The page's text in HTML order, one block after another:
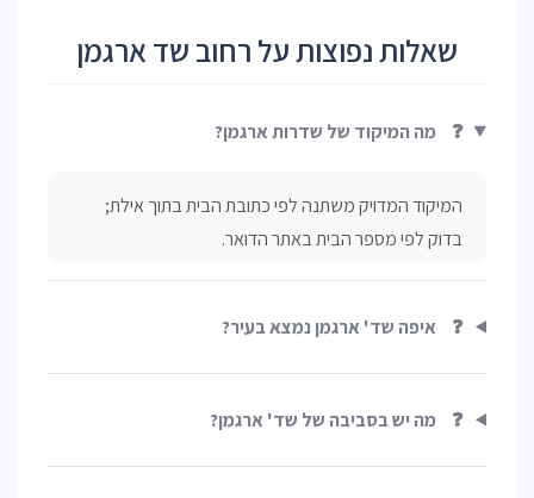
שאלות נפוצות על רחוב שד ארגמן
❓ מה המיקוד של שדרות ארגמן?
המיקוד המדויק משתנה לפי כתובת הבית בתוך אילת;
בדוק לפי מספר הבית באתר הדואר.
❓ איפה שד' ארגמן נמצא בעיר?
❓ מה יש בסביבה של שד' ארגמן?